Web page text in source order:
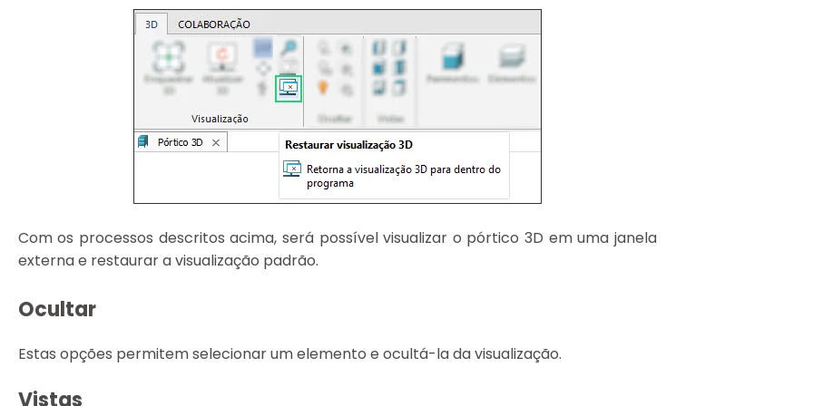
Com os processos descritos acima, será possível visualizar o pórtico 3D em uma janela
externa e restaurar a visualização padrão.
Ocultar
Estas opções permitem selecionar um elemento e ocultá-la da visualização.
Vistas